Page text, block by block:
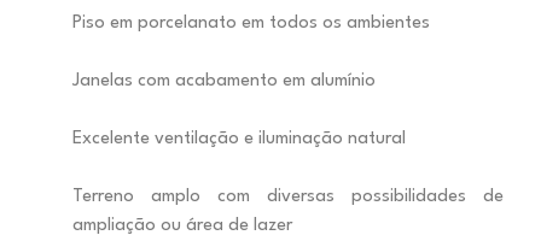
Piso em porcelanato em todos os ambientes
Janelas com acabamento em alumínio
Excelente ventilação e iluminação natural
Terreno amplo com diversas possibilidades de
ampliação ou área de lazer